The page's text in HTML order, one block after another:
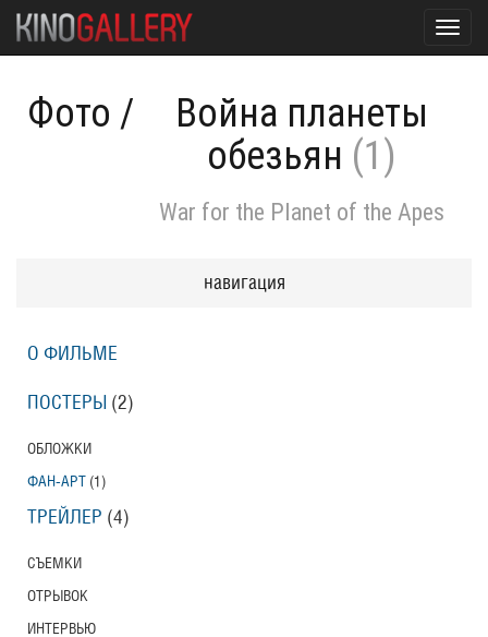
Фото /
Война планеты
обезьян (1)
War for the Planet of the Apes
навигация
О ФИЛЬМЕ
ПОСТЕРЫ (2)
ОБЛОЖКИ
ФАН-АРТ (1)
ТРЕЙЛЕР (4)
СЪЕМКИ
ОТРЫВОК
ИНТЕРВЬЮ